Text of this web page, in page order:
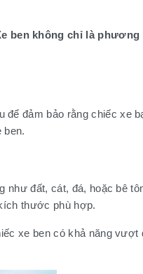
ben không chỉ là phương
để đảm bảo rằng chiếc xe
ben.
như đất, cát, đá, hoặc bê
thước phù hợp.
xe ben có khả năng vượt